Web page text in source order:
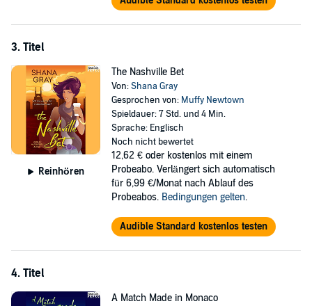
3. Titel
Reinhören
The Nashville Bet
Von:Shana Gray
Gesprochen von: Muffy Newtown
Spieldauer: 7 Std. und 4 Min.
Sprache: Englisch
Noch nicht bewertet
12,62 € oder kostenlos mit einem
Probeabo. Verlängert sich automatisch
für 6,99 €/Monat nach Ablauf des
Probeabos. Bedingungen gelten.
Audible Standard kostenlos testen
4. Titel
A Match Made in Monaco